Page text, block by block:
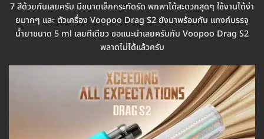
7 สีด้วยกันเลยครับ มีขนาดเล็กกระทัดรัด พกพาได้สะดวกสุดๆ ใช้งานได้ง่า
ยมากๆ และ ตัวเครื่อง Voopoo Drag S2 ยังมาพร้อมกับ แทงค์บรรจุ
น้ำยาขนาด 5 ml เลยทีเดียว ขอแนะนำเลยครับกับ Voopoo Drag S2
พลาดไม่ได้แล้วครับ